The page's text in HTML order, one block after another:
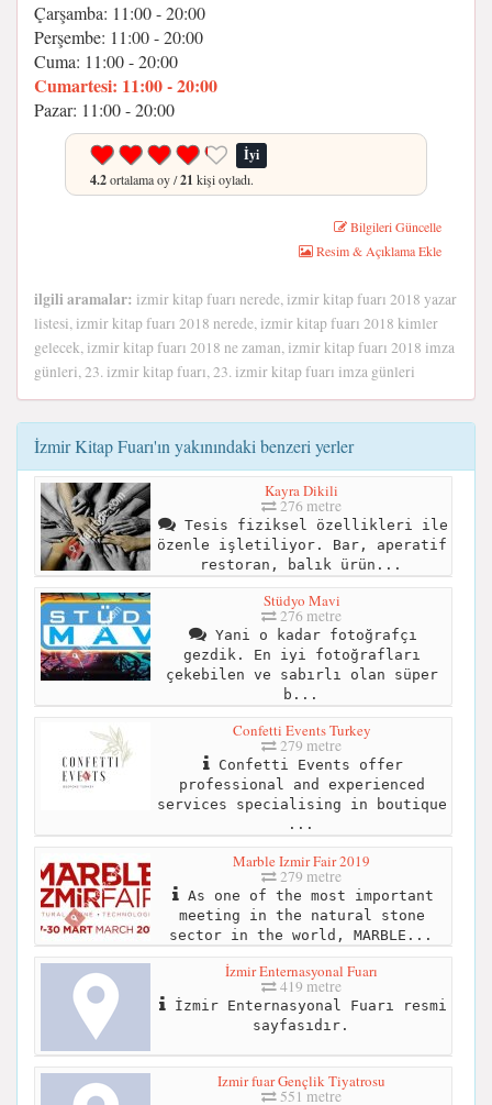
Çarşamba: 11:00 - 20:00
Perşembe: 11:00 - 20:00
Cuma: 11:00 - 20:00
Cumartesi: 11:00 - 20:00
Pazar: 11:00 - 20:00
İyi
4.2ortalama oy /21 kişi oyladı.
Bilgileri Güncelle
Resim & Açıklama Ekle
ilgili aramalar: izmir kitap fuarı nerede, izmir kitap fuarı 2018 yazar
listesi, izmir kitap fuarı 2018 nerede, izmir kitap fuarı 2018 kimler
gelecek, izmir kitap fuarı 2018 ne zaman, izmir kitap fuarı 2018 imza
günleri, 23. izmir kitap fuarı, 23. izmir kitap fuarı imza günleri
İzmir Kitap Fuarı'ın yakınındaki benzeri yerler
Kayra Dikili
276 metre
Tesis fiziksel özellikleri ile
özenle işletiliyor. Bar, aperatif
restoran, balık ürün...
Stüdyo Mavi
276 metre
Yani o kadar fotoğrafçı
gezdik. En iyi fotoğrafları
çekebilen ve sabırlı olan süper
b...
Confetti Events Turkey
279 metre
Confetti Events offer
professional and experienced
services specialising in boutique
...
Marble Izmir Fair 2019
279 metre
As one of the most important
meeting in the natural stone
sector in the world, MARBLE...
İzmir Enternasyonal Fuarı
419 metre
İzmir Enternasyonal Fuarı resmi
sayfasıdır.
Izmir fuar Gençlik Tiyatrosu
551 metre